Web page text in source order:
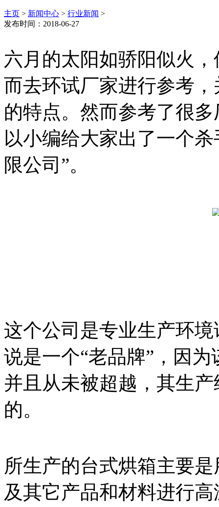
主页 > 新闻中心 > 行业新闻 >
发布时间：2018-06-27
六月的太阳如骄阳似火
而去环试厂家进行参考
的特点。然而参考了很
以小编给大家出了一个
限公司”。
这个公司是专业生产环
说是一个“老品牌”，因
并且从未被超越，其生
的。
所生产的台式烘箱主要
及其它产品和材料进行